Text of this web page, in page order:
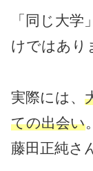
「同じ大
けではあり
実際には、
ての出会い
藤田正純さ